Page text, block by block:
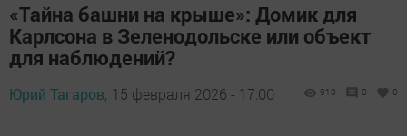
«Тайна башни на крыше»: Домик для
Карлсона в Зеленодольске или объект
для наблюдений?
Юрий Тагаров, 15 февраля 2026 - 17:00 913 0 0